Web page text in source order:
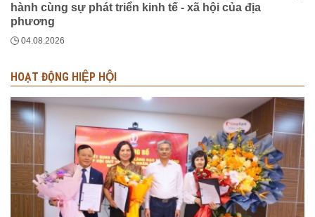
hành cùng sự phát triển kinh tế - xã hội của địa
phương
04.08.2026
HOẠT ĐỘNG HIỆP HỘI